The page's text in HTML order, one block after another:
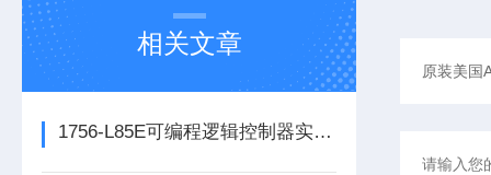
相关文章
1756-L85E可编程逻辑控制器实操应用常见问题分析及解决方法探讨